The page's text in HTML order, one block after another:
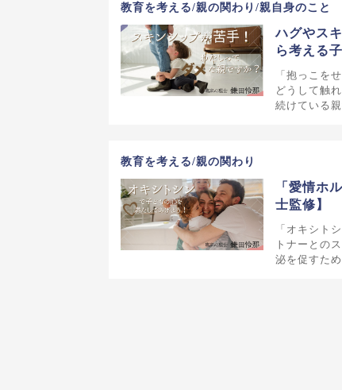
教育を考える/親の関わり/親自身のこと
ハグやス
ら考える
「抱っこを
どうして触
続けている
教育を考える/親の関わり
「愛情ホ
士監修】
「オキシト
トナーとの
泌を促すた